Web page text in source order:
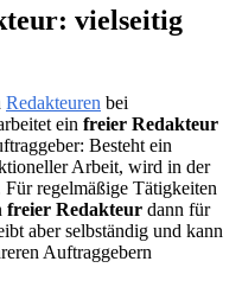
vielseitig
Redakteuren bei
ein freier Redakteur
Besteht ein
Arbeit, wird in der
Für regelmäßige Tätigkeiten
freier Redakteur dann für
aber selbständig und kann
Auftraggebern